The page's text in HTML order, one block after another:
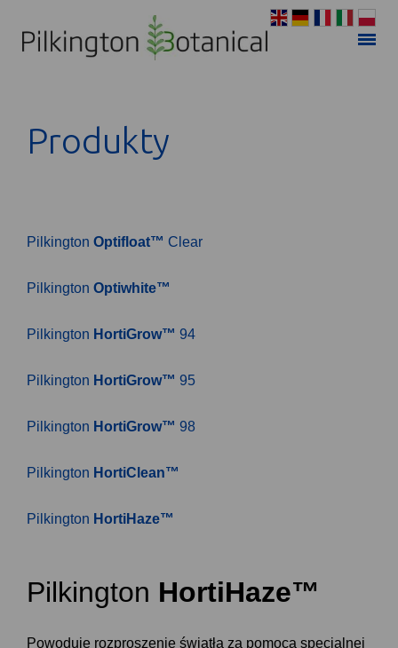
Produkty
Pilkington Optifloat™ Clear
Pilkington Optiwhite™
Pilkington HortiGrow™ 94
Pilkington HortiGrow™ 95
Pilkington HortiGrow™ 98
Pilkington HortiClean™
Pilkington HortiHaze™
Pilkington HortiHaze™
Powoduje rozproszenie światła za pomocą specjalnej